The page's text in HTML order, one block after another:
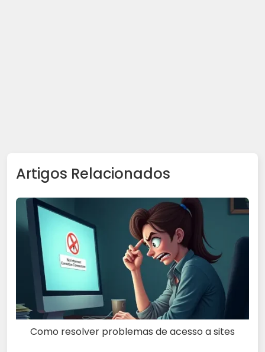
Artigos Relacionados
Como resolver problemas de acesso a sites